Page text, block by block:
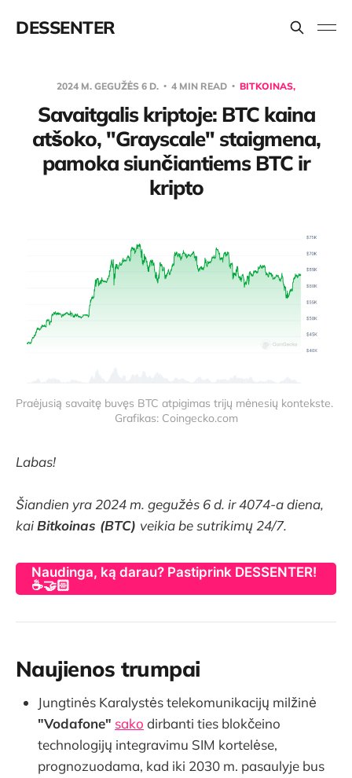
DESSENTER
2024 M. GEGUŽĖS 6 D. 4 MIN READ BITKOINAS,
Savaitgalis kriptoje: BTC kaina
atšoko, "Grayscale" staigmena,
pamoka siunčiantiems BTC ir
kripto
Praėjusią savaitę buvęs BTC atpigimas trijų mėnesių kontekste.
Grafikas: Coingecko.com
Labas!
Šiandien yra 2024 m. gegužės 6 d. ir 4074-a diena,
kaiBitkoinas (BTC) veikia be sutrikimų 24/7.
Naudinga, ką darau? Pastiprink DESSENTER!
☕🤝🏻
Naujienos trumpai
Jungtinės Karalystės telekomunikacijų milžinė
"Vodafone" sako dirbanti ties blokčeino
technologijų integravimu SIM kortelėse,
prognozuodama, kad iki 2030 m. pasaulyje bus